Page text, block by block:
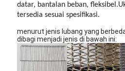
datar, bantalan beban,
tersedia sesuai spesifikasi.
menurut jenis lubang yang
dibagi menjadi jenis di bawah ini: